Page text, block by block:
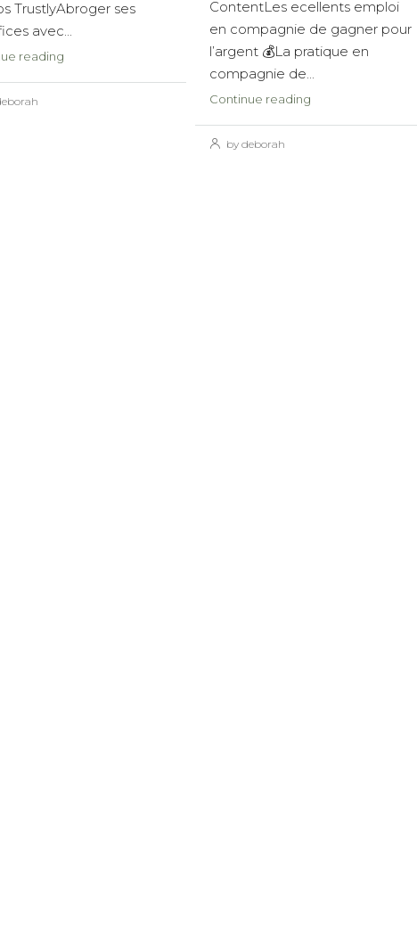
TrustlyAbroger ses
avec...
reading
ContentLes ecellents emploi
en compagnie de gagner pour
l’argent 💰La pratique en
compagnie de...
Continue reading
by deborah